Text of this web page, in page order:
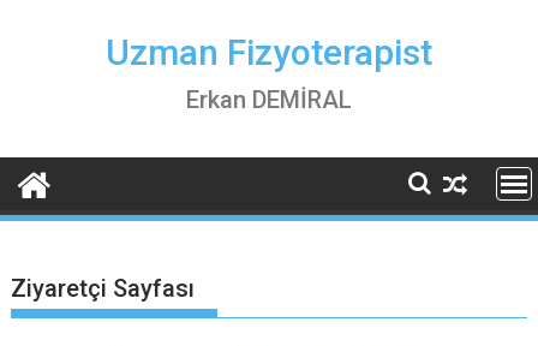
Uzman Fizyoterapist
Erkan DEMİRAL
Ziyaretçi Sayfası